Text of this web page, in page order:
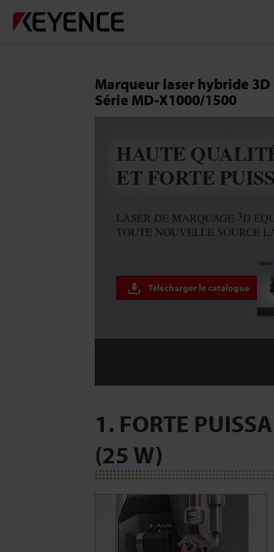
Marqueur laser hybride 3D
Série MD-X1000/1500
HAUTE
ET FORTE
LASER DE MARQUAGE 3D
TOUTE NOUVELLE SOURCE
Télécharger le catalogue
1. FORTE
(25 W)